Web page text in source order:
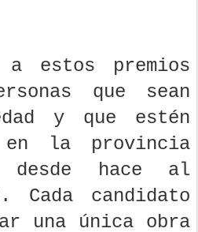
a estos premios
que sean
y que estén
en la provincia
desde hace al
Cada candidato
una única obra